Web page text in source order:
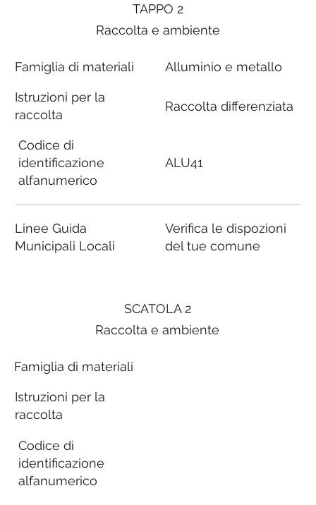
SCATOLA 2
Raccolta e ambiente
Famiglia di materiali
Istruzioni per la
raccolta
Codice di
identificazione
alfanumerico
TAPPO 2
Raccolta e ambiente
Famiglia di materiali
Istruzioni per la
raccolta
Codice di
identificazione
alfanumerico
Linee Guida
Municipali Locali
Alluminio e metallo
Raccolta differenziata
ALU41
Verifica le dispozioni
del tue comune